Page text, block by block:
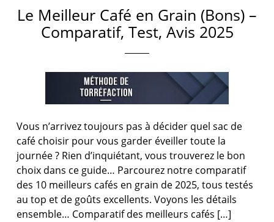
Le Meilleur Café en Grain (Bons) –
Comparatif, Test, Avis 2025
Vous n’arrivez toujours pas à décider quel sac de
café choisir pour vous garder éveiller toute la
journée ? Rien d’inquiétant, vous trouverez le bon
choix dans ce guide… Parcourez notre comparatif
des 10 meilleurs cafés en grain de 2025, tous testés
au top et de goûts excellents. Voyons les détails
ensemble… Comparatif des meilleurs cafés […]